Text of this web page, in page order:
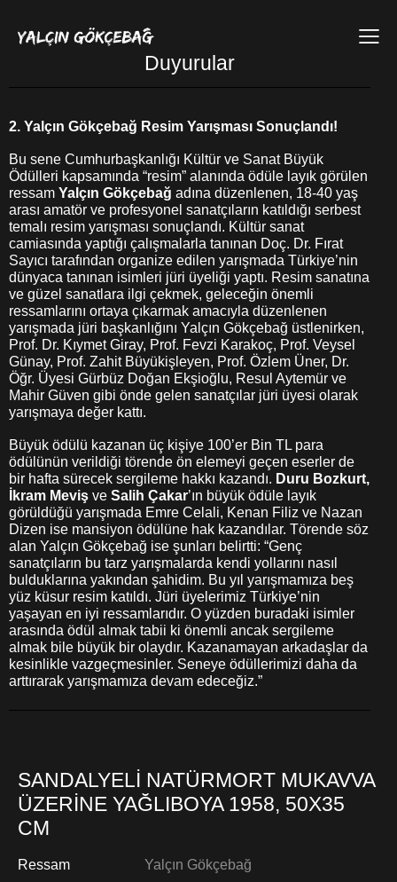
Duyurular
2. Yalçın Gökçebağ Resim Yarışması Sonuçlandı!
Bu sene Cumhurbaşkanlığı Kültür ve Sanat Büyük
Ödülleri kapsamında “resim” alanında ödüle layık görülen
ressam Yalçın Gökçebağ adına düzenlenen, 18-40 yaş
arası amatör ve profesyonel sanatçıların katıldığı serbest
temalı resim yarışması sonuçlandı. Kültür sanat
camiasında yaptığı çalışmalarla tanınan Doç. Dr. Fırat
Sayıcı tarafından organize edilen yarışmada Türkiye’nin
dünyaca tanınan isimleri jüri üyeliği yaptı. Resim sanatına
ve güzel sanatlara ilgi çekmek, geleceğin önemli
ressamlarını ortaya çıkarmak amacıyla düzenlenen
yarışmada jüri başkanlığını Yalçın Gökçebağ üstlenirken,
Prof. Dr. Kıymet Giray, Prof. Fevzi Karakoç, Prof. Veysel
Günay, Prof. Zahit Büyükişleyen, Prof. Özlem Üner, Dr.
Öğr. Üyesi Gürbüz Doğan Ekşioğlu, Resul Aytemür ve
Mahir Güven gibi önde gelen sanatçılar jüri üyesi olarak
yarışmaya değer kattı.
Büyük ödülü kazanan üç kişiye 100’er Bin TL para
ödülünün verildiği törende ön elemeyi geçen eserler de
bir hafta sürecek sergileme hakkı kazandı. Duru Bozkurt,
İkram Meviş ve Salih Çakar’ın büyük ödüle layık
görüldüğü yarışmada Emre Celali, Kenan Filiz ve Nazan
Dizen ise mansiyon ödülüne hak kazandılar. Törende söz
alan Yalçın Gökçebağ ise şunları belirtti: “Genç
sanatçıların bu tarz yarışmalarda kendi yollarını nasıl
bulduklarına yakından şahidim. Bu yıl yarışmamıza beş
yüz küsur resim katıldı. Jüri üyelerimiz Türkiye’nin
yaşayan en iyi ressamlarıdır. O yüzden buradaki isimler
arasında ödül almak tabii ki önemli ancak sergileme
almak bile büyük bir olaydır. Kazanamayan arkadaşlar da
kesinlikle vazgeçmesinler. Seneye ödüllerimizi daha da
arttırarak yarışmamıza devam edeceğiz.”
SANDALYELİ NATÜRMORT MUKAVVA
ÜZERİNE YAĞLIBOYA 1958, 50X35
CM
Ressam Yalçın Gökçebağ